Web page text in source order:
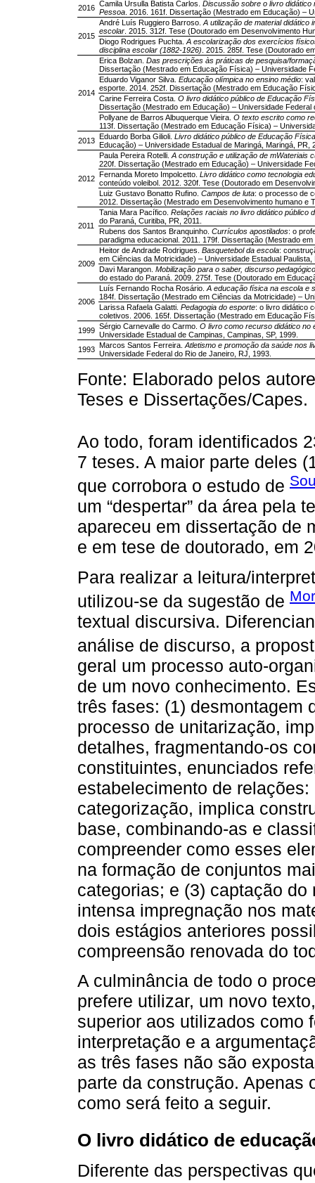
2016 Camila Ursulla Batista Carlos. Discussão sobre o livro didático
Pessoa. 2016. 161f. Dissertação (Mestrado em Educação) –
2015
André Luís Ruggiero Barroso.A utilização de material didático
escolar. 2015. 312f. Tese (Doutorado em Desenvolvimento
Diogo Rodrigues Puchta.A escolarização dos exercícios
disciplina escolar (1882-1926). 2015. 285f. Tese (Doutorado
2014
Erica Bolzan. Das prescrições às práticas de pesquisa/
Dissertação (Mestrado em Educação Física) – Universidade
Eduardo Viganor Silva. Educação olímpica no ensino médio:
esporte. 2014. 252f. Dissertação (Mestrado em Educação
Carine Ferreira Costa. O livro didático público de Educação
Dissertação (Mestrado em Educação) – Universidade Federal
Pollyane de Barros Albuquerque Vieira. O texto escrito como
113f. Dissertação (Mestrado em Educação Física) –
2013
Eduardo Borba Gilioli. Livro didático público de Educação
Educação) – Universidade Estadual de Maringá, Maringá, PR,
2012
Paula Pereira Rotelli.A construção e utilização de mWateriais
220f. Dissertação (Mestrado em Educação) – Universidade
Fernanda Moreto Impolcetto. Livro didático como tecnologia
conteúdo voleibol. 2012. 320f. Tese (Doutorado em
Luiz Gustavo Bonatto Rufino. Campos de luta: o processo de
2012. Dissertação (Mestrado em Desenvolvimento humano e
2011
Tania Mara Pacífico. Relações raciais no livro didático público
do Paraná, Curitiba, PR, 2011.
Rubens dos Santos Branquinho. Currículos apostilados: o
paradigma educacional. 2011. 179f. Dissertação (Mestrado
2009
Heitor de Andrade Rodrigues. Basquetebol da escola:
em Ciências da Motricidade) – Universidade Estadual Paulista,
Davi Marangon. Mobilização para o saber, discurso
do estado do Paraná. 2009. 275f. Tese (Doutorado em
2006
Luís Fernando Rocha Rosário.A educação física na escola e
184f. Dissertação (Mestrado em Ciências da Motricidade) –
Larissa Rafaela Galatti. Pedagogia do esporte: o livro didático
coletivos. 2006. 165f. Dissertação (Mestrado em Educação
1999 Sérgio Carnevalle do Carmo. O livro como recurso didático no
Universidade Estadual de Campinas, Campinas, SP, 1999.
1993 Marcos Santos Ferreira.Atletismo e promoção da saúde nos
Universidade Federal do Rio de Janeiro, RJ, 1993.
Fonte: Elaborado pelos
Teses e Dissertações/Capes.
Ao todo, foram identificados
7 teses. A maior parte deles
que corrobora o estudo de
um “despertar” da área pela
apareceu em dissertação de
e em tese de doutorado, em
Para realizar a leitura/
utilizou-se da sugestão de
textual discursiva.
análise de discurso, a
geral um processo auto-
de um novo conhecimento.
três fases: (1) desmontagem
processo de unitarização,
detalhes, fragmentando-os
constituintes, enunciados
estabelecimento de
categorização, implica
base, combinando-as e
compreender como esses
na formação de conjuntos
categorias; e (3) captação
intensa impregnação nos
dois estágios anteriores
compreensão renovada do
A culminância de todo o
prefere utilizar, um novo
superior aos utilizados como
interpretação e a
as três fases não são
parte da construção. Apenas
como será feito a seguir.
O livro didático de
Diferente das perspectivas